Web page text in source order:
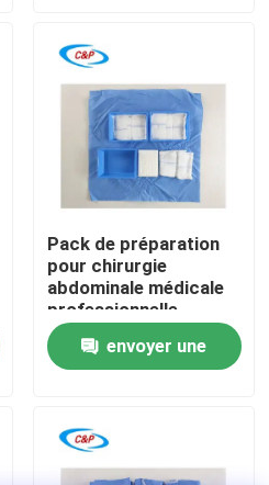
Pack de préparation
pour chirurgie
abdominale médicale
professionnelle
Fabricant certifié CE
envoyer une